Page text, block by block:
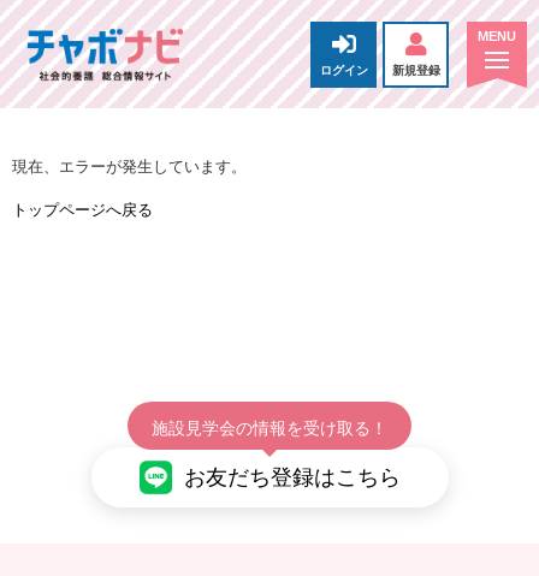
ログイン 新規登録
現在、エラーが発生しています。
トップページへ戻る
施設見学会の情報を受け取る！
お友だち登録はこちら